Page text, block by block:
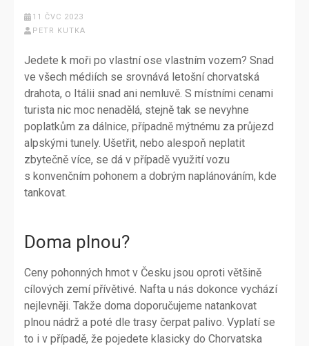
11 ČVC 2023
PETR KUTKA
Jedete k moři po vlastní ose vlastním vozem? Snad
ve všech médiích se srovnává letošní chorvatská
drahota, o Itálii snad ani nemluvě. S místními cenami
turista nic moc nenadělá, stejně tak se nevyhne
poplatkům za dálnice, případně mýtnému za průjezd
alpskými tunely. Ušetřit, nebo alespoň neplatit
zbytečně více, se dá v případě využití vozu
s konvenčním pohonem a dobrým naplánováním, kde
tankovat.
Doma plnou?
Ceny pohonných hmot v Česku jsou oproti většině
cílových zemí přívětivé. Nafta u nás dokonce vychází
nejlevněji. Takže doma doporučujeme natankovat
plnou nádrž a poté dle trasy čerpat palivo. Vyplatí se
to i v případě, že pojedete klasicky do Chorvatska